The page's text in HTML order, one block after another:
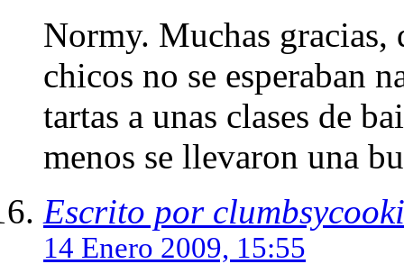
Normy. Muchas gracias,
chicos no se esperaban
tartas a unas clases de
menos se llevaron una
Escrito por
14 Enero 2009, 15:55